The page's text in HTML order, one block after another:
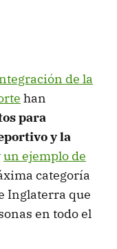
de la
han
para
y la
un ejemplo de
categoría
Inglaterra que
en todo el